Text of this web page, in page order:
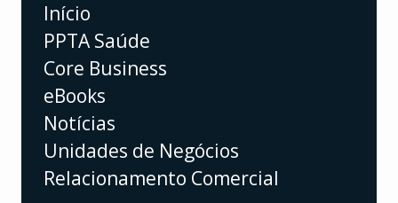
Início
PPTA Saúde
Core Business
eBooks
Notícias
Unidades de Negócios
Relacionamento Comercial